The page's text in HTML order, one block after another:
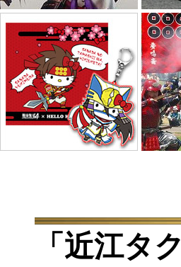
「近江タクシー」
タイアップ
近江タクシーに12台の「戦
国無双」タクシーが登場！
「熊
タイ
熊本
４』
正」
蔵」
ティ40周年を記念してコラ
ボグッズ発売決定！
「近江タ